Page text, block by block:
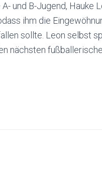
und B-Jugend, Hauke
ihm die
sollte. Leon selbst
nächsten